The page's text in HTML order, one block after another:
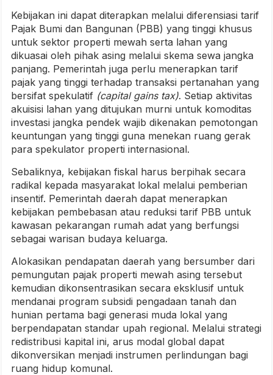
Kebijakan ini dapat diterapkan melalui diferensiasi tarif
Pajak Bumi dan Bangunan (PBB) yang tinggi khusus
untuk sektor properti mewah serta lahan yang
dikuasai oleh pihak asing melalui skema sewa jangka
panjang. Pemerintah juga perlu menerapkan tarif
pajak yang tinggi terhadap transaksi pertanahan yang
bersifat spekulatif (capital gains tax). Setiap aktivitas
akuisisi lahan yang ditujukan murni untuk komoditas
investasi jangka pendek wajib dikenakan pemotongan
keuntungan yang tinggi guna menekan ruang gerak
para spekulator properti internasional.
Sebaliknya, kebijakan fiskal harus berpihak secara
radikal kepada masyarakat lokal melalui pemberian
insentif. Pemerintah daerah dapat menerapkan
kebijakan pembebasan atau reduksi tarif PBB untuk
kawasan pekarangan rumah adat yang berfungsi
sebagai warisan budaya keluarga.
Alokasikan pendapatan daerah yang bersumber dari
pemungutan pajak properti mewah asing tersebut
kemudian dikonsentrasikan secara eksklusif untuk
mendanai program subsidi pengadaan tanah dan
hunian pertama bagi generasi muda lokal yang
berpendapatan standar upah regional. Melalui strategi
redistribusi kapital ini, arus modal global dapat
dikonversikan menjadi instrumen perlindungan bagi
ruang hidup komunal.